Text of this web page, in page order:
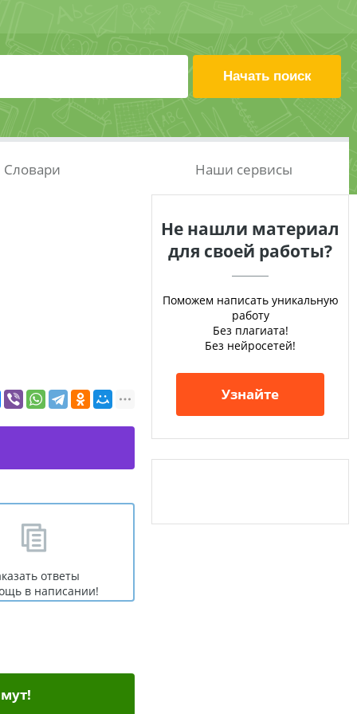
Словари Наши сервисы
ответы
в написании!
Не нашли материал
для своей работы?
Поможем написать уникальную
работу
Без плагиата!
Без нейросетей!
Узнайте